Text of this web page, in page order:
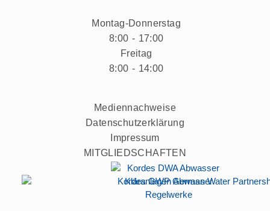
Montag-Donnerstag
8:00 - 17:00
Freitag
8:00 - 14:00
Mediennachweise
Datenschutzerklärung
Impressum
MITGLIEDSCHAFTEN